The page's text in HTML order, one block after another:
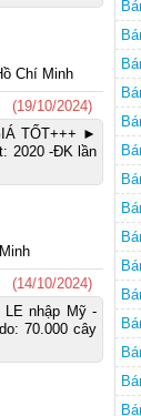
Chí Minh
(19/10/2024)
TỐT+++ ►
2020 -ĐK lần
(14/10/2024)
LE nhập Mỹ -
70.000 cây